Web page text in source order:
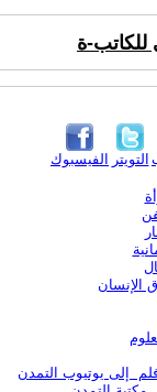
للكاتب-ة
الفيسبوك التويتر
الإنسان
إلى يوتيوب التمدن